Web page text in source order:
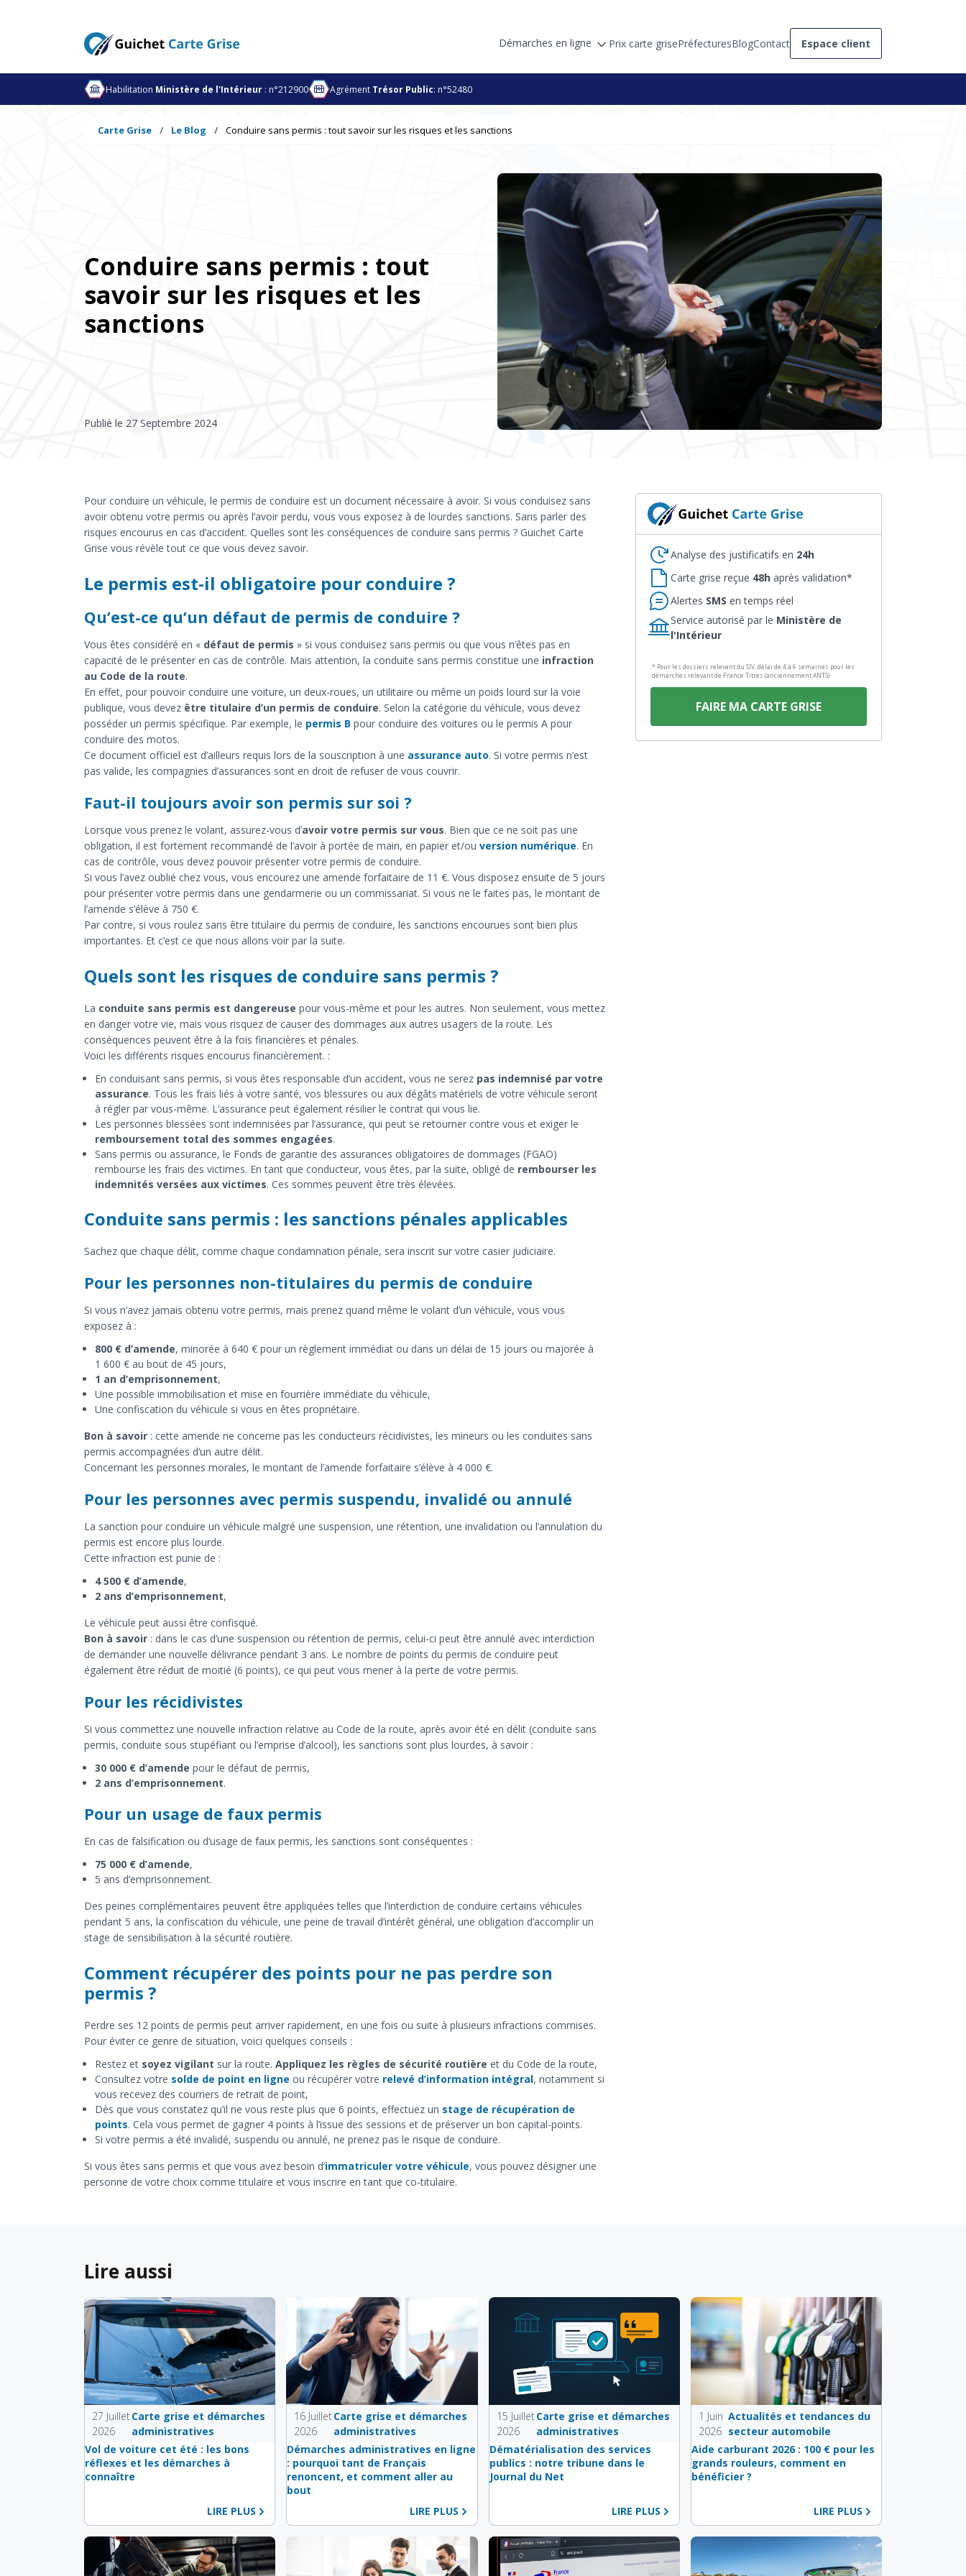
Démarches en ligne Prix carte grisePréfecturesBlogContact Espace client
Habilitation Ministère de l'Intérieur : n°212900 Agrément Trésor Public: n°52480
Carte Grise Le Blog Conduire sans permis : tout savoir sur les risques et les sanctions
Conduire sans permis : tout
savoir sur les risques et les
sanctions
Publié le 27 Septembre 2024
Pour conduire un véhicule, le permis de conduire est un document nécessaire à avoir. Si vous conduisez sans
avoir obtenu votre permis ou après l’avoir perdu, vous vous exposez à de lourdes sanctions. Sans parler des
risques encourus en cas d’accident. Quelles sont les conséquences de conduire sans permis ? Guichet Carte
Grise vous révèle tout ce que vous devez savoir.
Le permis est-il obligatoire pour conduire ?
Qu’est-ce qu’un défaut de permis de conduire ?
Vous êtes considéré en « défaut de permis » si vous conduisez sans permis ou que vous n’êtes pas en
capacité de le présenter en cas de contrôle. Mais attention, la conduite sans permis constitue une infraction
au Code de la route.
En effet, pour pouvoir conduire une voiture, un deux-roues, un utilitaire ou même un poids lourd sur la voie
publique, vous devez être titulaire d’un permis de conduire. Selon la catégorie du véhicule, vous devez
posséder un permis spécifique. Par exemple, le permis B pour conduire des voitures ou le permis A pour
conduire des motos.
Ce document officiel est d’ailleurs requis lors de la souscription à une assurance auto. Si votre permis n’est
pas valide, les compagnies d’assurances sont en droit de refuser de vous couvrir.
Faut-il toujours avoir son permis sur soi ?
Lorsque vous prenez le volant, assurez-vous d’avoir votre permis sur vous. Bien que ce ne soit pas une
obligation, il est fortement recommandé de l’avoir à portée de main, en papier et/ou version numérique. En
cas de contrôle, vous devez pouvoir présenter votre permis de conduire.
Si vous l’avez oublié chez vous, vous encourez une amende forfaitaire de 11 €. Vous disposez ensuite de 5 jours
pour présenter votre permis dans une gendarmerie ou un commissariat. Si vous ne le faites pas, le montant de
l’amende s’élève à 750 €.
Par contre, si vous roulez sans être titulaire du permis de conduire, les sanctions encourues sont bien plus
importantes. Et c’est ce que nous allons voir par la suite.
Quels sont les risques de conduire sans permis ?
La conduite sans permis est dangereuse pour vous-même et pour les autres. Non seulement, vous mettez
en danger votre vie, mais vous risquez de causer des dommages aux autres usagers de la route. Les
conséquences peuvent être à la fois financières et pénales.
Voici les différents risques encourus financièrement. :
En conduisant sans permis, si vous êtes responsable d’un accident, vous ne serez pas indemnisé par votre
assurance. Tous les frais liés à votre santé, vos blessures ou aux dégâts matériels de votre véhicule seront
à régler par vous-même. L’assurance peut également résilier le contrat qui vous lie.
Les personnes blessées sont indemnisées par l’assurance, qui peut se retourner contre vous et exiger le
remboursement total des sommes engagées.
Sans permis ou assurance, le Fonds de garantie des assurances obligatoires de dommages (FGAO)
rembourse les frais des victimes. En tant que conducteur, vous êtes, par la suite, obligé de rembourser les
indemnités versées aux victimes. Ces sommes peuvent être très élevées.
Conduite sans permis : les sanctions pénales applicables
Sachez que chaque délit, comme chaque condamnation pénale, sera inscrit sur votre casier judiciaire.
Pour les personnes non-titulaires du permis de conduire
Si vous n’avez jamais obtenu votre permis, mais prenez quand même le volant d’un véhicule, vous vous
exposez à :
800 € d’amende, minorée à 640 € pour un règlement immédiat ou dans un délai de 15 jours ou majorée à
1 600 € au bout de 45 jours,
1 an d’emprisonnement,
Une possible immobilisation et mise en fourrière immédiate du véhicule,
Une confiscation du véhicule si vous en êtes propriétaire.
Bon à savoir : cette amende ne concerne pas les conducteurs récidivistes, les mineurs ou les conduites sans
permis accompagnées d’un autre délit.
Concernant les personnes morales, le montant de l’amende forfaitaire s’élève à 4 000 €.
Pour les personnes avec permis suspendu, invalidé ou annulé
La sanction pour conduire un véhicule malgré une suspension, une rétention, une invalidation ou l’annulation du
permis est encore plus lourde.
Cette infraction est punie de :
4 500 € d’amende,
2 ans d’emprisonnement,
Le véhicule peut aussi être confisqué.
Bon à savoir : dans le cas d’une suspension ou rétention de permis, celui-ci peut être annulé avec interdiction
de demander une nouvelle délivrance pendant 3 ans. Le nombre de points du permis de conduire peut
également être réduit de moitié (6 points), ce qui peut vous mener à la perte de votre permis.
Pour les récidivistes
Si vous commettez une nouvelle infraction relative au Code de la route, après avoir été en délit (conduite sans
permis, conduite sous stupéfiant ou l’emprise d’alcool), les sanctions sont plus lourdes, à savoir :
30 000 € d’amende pour le défaut de permis,
2 ans d’emprisonnement.
Pour un usage de faux permis
En cas de falsification ou d’usage de faux permis, les sanctions sont conséquentes :
75 000 € d’amende,
5 ans d’emprisonnement.
Des peines complémentaires peuvent être appliquées telles que l’interdiction de conduire certains véhicules
pendant 5 ans, la confiscation du véhicule, une peine de travail d’intérêt général, une obligation d’accomplir un
stage de sensibilisation à la sécurité routière.
Comment récupérer des points pour ne pas perdre son
permis ?
Perdre ses 12 points de permis peut arriver rapidement, en une fois ou suite à plusieurs infractions commises.
Pour éviter ce genre de situation, voici quelques conseils :
Restez et soyez vigilant sur la route. Appliquez les règles de sécurité routière et du Code de la route,
Consultez votre solde de point en ligne ou récupérer votre relevé d’information intégral, notamment si
vous recevez des courriers de retrait de point,
Dès que vous constatez qu’il ne vous reste plus que 6 points, effectuez un stage de récupération de
points. Cela vous permet de gagner 4 points à l’issue des sessions et de préserver un bon capital-points.
Si votre permis a été invalidé, suspendu ou annulé, ne prenez pas le risque de conduire.
Si vous êtes sans permis et que vous avez besoin d’immatriculer votre véhicule, vous pouvez désigner une
personne de votre choix comme titulaire et vous inscrire en tant que co-titulaire.
Analyse des justificatifs en 24h
Carte grise reçue 48haprès validation*
Alertes SMS en temps réel
Service autorisé par le Ministère de
l'Intérieur
* Pour les dossiers relevant du SIV, délai de 4 à 6 semaines pour les
démarches relevant de France Titres (anciennement ANTS)
FAIRE MA CARTE GRISE
Lire aussi
27 Juillet
2026
Carte grise et démarches
administratives
Vol de voiture cet été : les bons
réflexes et les démarches à
connaître
LIRE PLUS
16 Juillet
2026
Carte grise et démarches
administratives
Démarches administratives en ligne
: pourquoi tant de Français
renoncent, et comment aller au
bout
LIRE PLUS
15 Juillet
2026
Carte grise et démarches
administratives
Dématérialisation des services
publics : notre tribune dans le
Journal du Net
LIRE PLUS
1 Juin
2026
Actualités et tendances du
secteur automobile
Aide carburant 2026 : 100 € pour les
grands rouleurs, comment en
bénéficier ?
LIRE PLUS